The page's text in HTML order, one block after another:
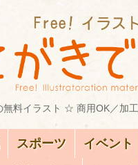
無料イラスト ☆ 商用OK／加
スポーツ イベント